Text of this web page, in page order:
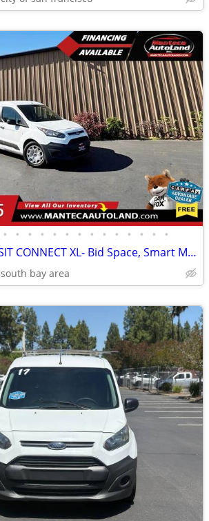
• • • • • • • • • • • • • •
2015 FORD TRANSIT CONNECT XL- Bid Space, Smart Move!
south bay area